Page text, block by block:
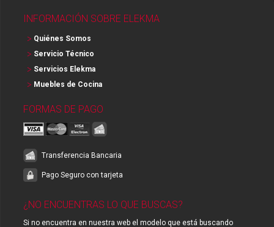
INFORMACIÓN SOBRE ELEKMA
Quiénes Somos
Servicio Técnico
Servicios Elekma
Muebles de Cocina
FORMAS DE PAGO
Transferencia Bancaria
Pago Seguro con tarjeta
¿NO ENCUENTRAS LO QUE BUSCAS?
Si no encuentra en nuestra web el modelo que está buscando